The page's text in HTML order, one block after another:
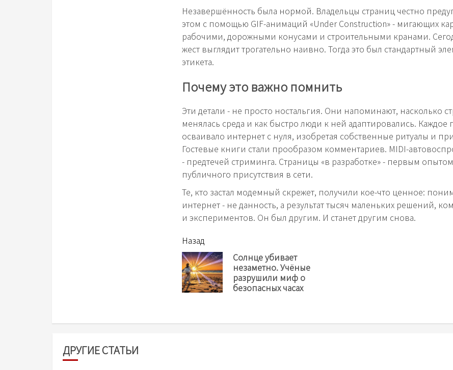
Незавершённость была нормой. Владельцы страниц честно
этом с помощью GIF-анимаций «Under Construction» - мигающих
рабочими, дорожными конусами и строительными кранами.
жест выглядит трогательно наивно. Тогда это был стандартный
этикета.
Почему это важно помнить
Эти детали - не просто ностальгия. Они напоминают, насколько
менялась среда и как быстро люди к ней адаптировались. Каждое
осваивало интернет с нуля, изобретая собственные ритуалы и
Гостевые книги стали прообразом комментариев. MIDI-
- предтечей стриминга. Страницы «в разработке» - первым опытом
публичного присутствия в сети.
Те, кто застал модемный скрежет, получили кое-что ценное:
интернет - не данность, а результат тысяч маленьких решений,
и экспериментов. Он был другим. И станет другим снова.
читать
еще
Назад
Солнце убивает
незаметно. Учёные
разрушили миф о
безопасных часах
ДРУГИЕ СТАТЬИ